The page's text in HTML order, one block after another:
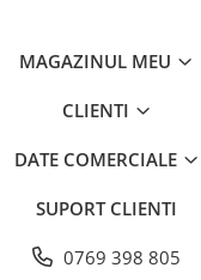
MAGAZINUL MEU
CLIENTI
DATE COMERCIALE
SUPORT CLIENTI
0769 398 805